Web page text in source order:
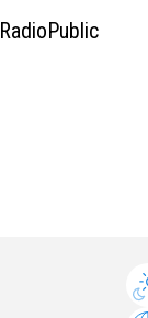
RadioPublic